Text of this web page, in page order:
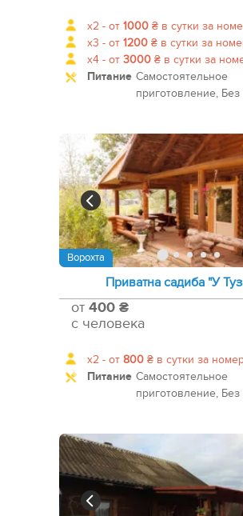
x2 - от 1000 ₴ в сутки за
x3 - от 1200 ₴ в сутки за
x4 - от 3000 ₴ в сутки за
Питание Самостоятельное
приготовление, Без
Ворохта
Приватна садиба "У
от 400 ₴
с человека
x2 - от 800 ₴ в сутки за
Питание Самостоятельное
приготовление, Без